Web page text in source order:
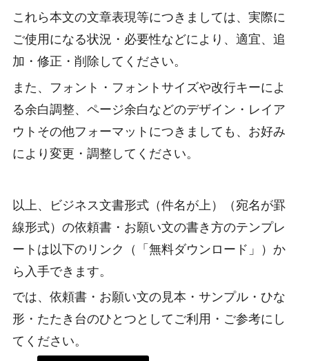
これら本文の文章表現等につきましては、実際に
ご使用になる状況・必要性などにより、適宜、追
加・修正・削除してください。
また、フォント・フォントサイズや改行キーによ
る余白調整、ページ余白などのデザイン・レイア
ウトその他フォーマットにつきましても、お好み
により変更・調整してください。
以上、ビジネス文書形式（件名が上）（宛名が罫
線形式）の依頼書・お願い文の書き方のテンプレ
ートは以下のリンク（「無料ダウンロード」）か
ら入手できます。
では、依頼書・お願い文の見本・サンプル・ひな
形・たたき台のひとつとしてご利用・ご参考にし
てください。